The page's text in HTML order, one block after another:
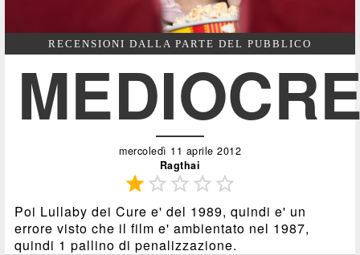
RECENSIONI DALLA PARTE DEL PUBBLICO
mercoledì 11 aprile 2012
Ragthai
   
Poi Lullaby dei Cure e' del 1989, quindi e' un
errore visto che il film e' ambientato nel 1987,
quindi 1 pallino di penalizzazione.